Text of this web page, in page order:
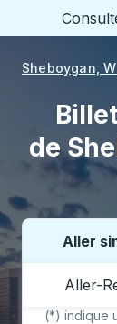
Sheboygan,
de
Choisissez
Aller
Aller-
(*) indique